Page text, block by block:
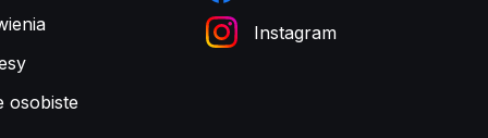
osobiste
Instagram